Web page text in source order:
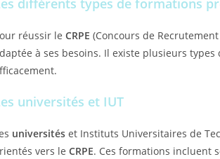
différents types de formations
réussir le CRPE (Concours de
à ses besoins. Il existe plusieurs
universités et IUT
universités et Instituts Universitaires de
vers le CRPE. Ces formations incluent